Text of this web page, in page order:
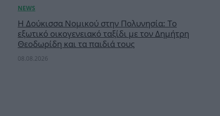
Η Δούκισσα Νομικού στην Πολυνησία: Το
εξωτικό οικογενειακό ταξίδι με τον Δημήτρη
Θεοδωρίδη και τα παιδιά τους
08.08.2026